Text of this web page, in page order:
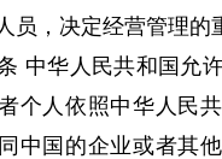
员，决定经营管理的
华人民共和国允许
个人依照中华人民
中国的企业或者其